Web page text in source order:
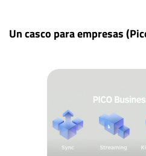
Un casco para empresas